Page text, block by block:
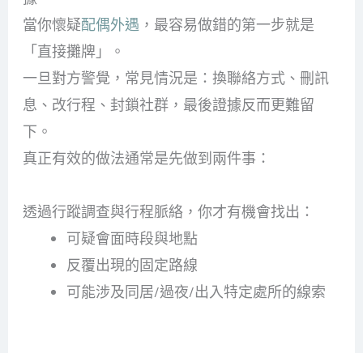
當你懷疑配偶外遇 ，最容易做錯的第一步就是
「直接攤牌」。
一旦對方警覺，常見情況是：換聯絡方式、刪訊
息、改行程、封鎖社群，最後證據反而更難留
下。
真正有效的做法通常是先做到兩件事：
透過行蹤調查與行程脈絡，你才有機會找出：
可疑會面時段與地點
反覆出現的固定路線
可能涉及同居/過夜/出入特定處所的線索